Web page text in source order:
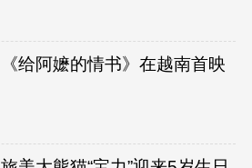
《给阿嬷的情书》在越南首映